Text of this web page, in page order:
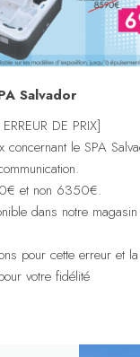
Salvador
DE PRIX]
concernant le SPA
et non 6350€.
dans notre
pour cette erreur et
votre fidélité